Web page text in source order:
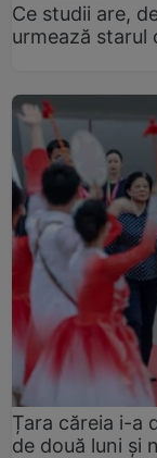
Ce studii are,
urmează starul
Țara căreia i-a
de două luni și